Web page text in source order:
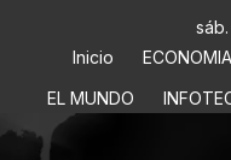
Inicio
ECONOMIA
EL MUNDO